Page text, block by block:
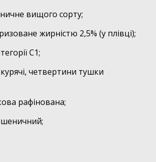
вищого сорту;
жирністю 2,5% (у плівці);
С1;
четвертини тушки
рафінована;